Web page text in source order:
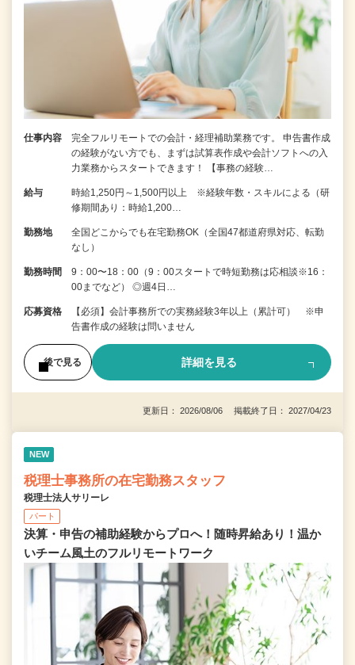
仕事内容
完全フルリモートでの会計・経理補助業務です。 申告書作成
の経験がない⽅でも、まずは試算表作成や会計ソフトへの⼊
⼒業務からスタートできます！ 【事務の経験…
給与
時給1,250円～1,500円以上 ※経験年数・スキルによる（研
修期間あり：時給1,200…
勤務地
全国どこからでも在宅勤務OK（全国47都道府県対応、転勤
なし）
勤務時間
9：00〜18：00（9：00スタートで時短勤務は応相談※16：
00までなど） ◎週4日…
応募資格
【必須】会計事務所での実務経験3年以上（累計可） ※申
告書作成の経験は問いません
後で見る 詳細を見る
更新日： 2026/08/06 掲載終了日： 2027/04/23
NEW
税理士事務所の在宅勤務スタッフ
税理士法人サリーレ
パート
決算・申告の補助経験からプロへ！随時昇給あり！温か
いチーム⾵⼟のフルリモートワーク